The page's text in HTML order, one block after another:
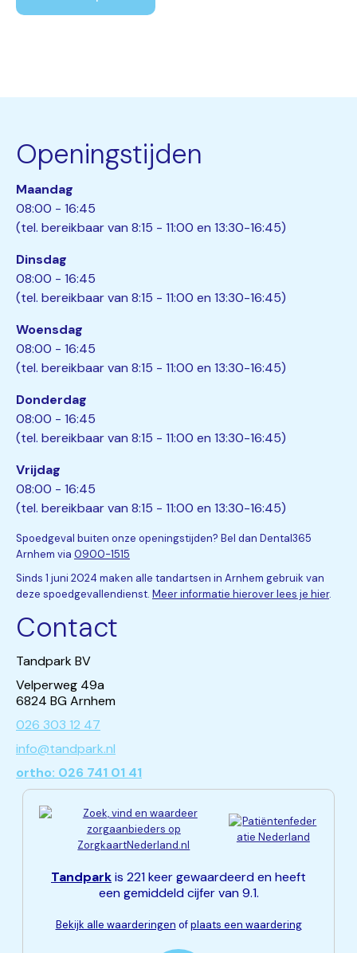
Openingstijden
Maandag
08:00 - 16:45
(tel. bereikbaar van 8:15 - 11:00 en 13:30-16:45)
Dinsdag
08:00 - 16:45
(tel. bereikbaar van 8:15 - 11:00 en 13:30-16:45)
Woensdag
08:00 - 16:45
(tel. bereikbaar van 8:15 - 11:00 en 13:30-16:45)
Donderdag
08:00 - 16:45
(tel. bereikbaar van 8:15 - 11:00 en 13:30-16:45)
Vrijdag
08:00 - 16:45
(tel. bereikbaar van 8:15 - 11:00 en 13:30-16:45)
Spoedgeval buiten onze openingstijden? Bel dan Dental365
Arnhem via 0900-1515
Sinds 1 juni 2024 maken alle tandartsen in Arnhem gebruik van
deze spoedgevallendienst. Meer informatie hierover lees je hier.
Contact
Tandpark BV
Velperweg 49a
6824 BG Arnhem
026 303 12 47
info@tandpark.nl
ortho: 026 741 01 41
Tandparkis 221 keer gewaardeerd en heeft
een gemiddeld cijfer van 9.1.
Bekijk alle waarderingen ofplaats een waardering